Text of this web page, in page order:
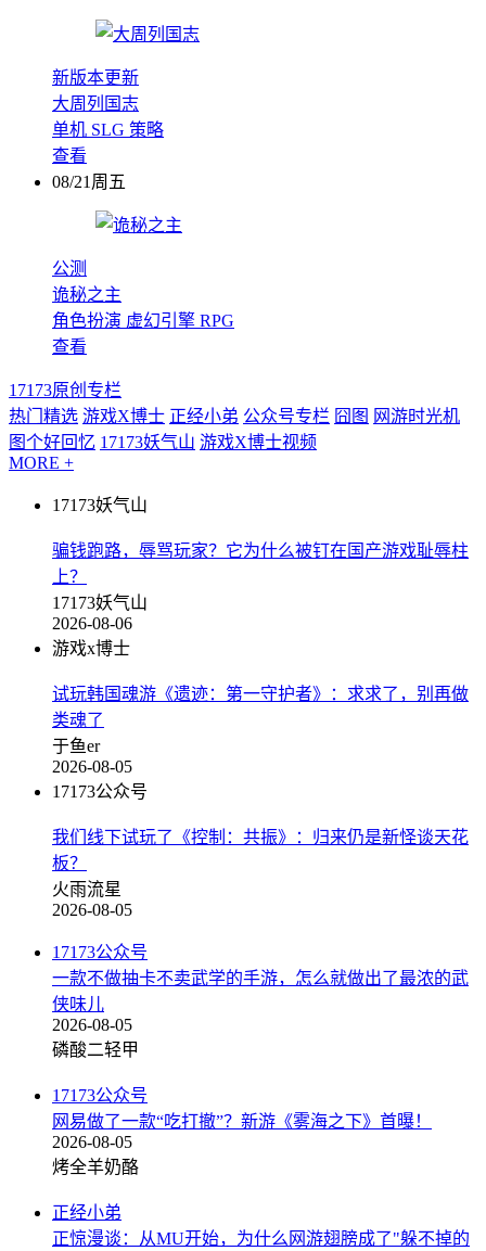
新版本更新
大周列国志
单机 SLG 策略
查看
08/21周五
公测
诡秘之主
角色扮演 虚幻引擎 RPG
查看
17173原创专栏
热门精选 游戏X博士 正经小弟 公众号专栏 囧图 网游时光机
图个好回忆 17173妖气山 游戏X博士视频
MORE +
17173妖气山
骗钱跑路，辱骂玩家？它为什么被钉在国产游戏耻辱柱
上？
17173妖气山
2026-08-06
游戏x博士
试玩韩国魂游《遗迹：第一守护者》：求求了，别再做
类魂了
于鱼er
2026-08-05
17173公众号
我们线下试玩了《控制：共振》：归来仍是新怪谈天花
板？
火雨流星
2026-08-05
17173公众号
一款不做抽卡不卖武学的手游，怎么就做出了最浓的武
侠味儿
2026-08-05
磷酸二轻甲
17173公众号
网易做了一款“吃打撤”？新游《雾海之下》首曝！
2026-08-05
烤全羊奶酪
正经小弟
正惊漫谈：从MU开始，为什么网游翅膀成了"躲不掉的